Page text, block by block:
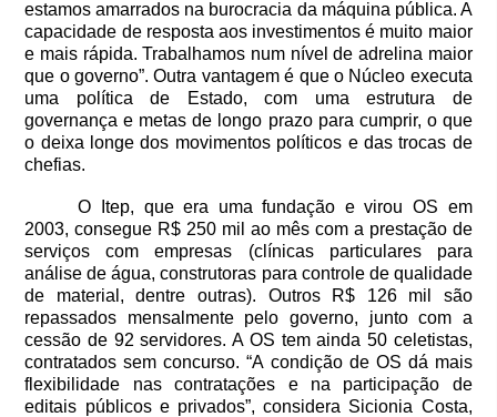
estamos amarrados na burocracia da máquina pública. A
capacidade de resposta aos investimentos é muito maior
e mais rápida. Trabalhamos num nível de adrelina maior
que o governo”. Outra vantagem é que o Núcleo executa
uma política de Estado, com uma estrutura de
governança e metas de longo prazo para cumprir, o que
o deixa longe dos movimentos políticos e das trocas de
chefias.
O Itep, que era uma fundação e virou OS em
2003, consegue R$ 250 mil ao mês com a prestação de
serviços com empresas (clínicas particulares para
análise de água, construtoras para controle de qualidade
de material, dentre outras). Outros R$ 126 mil são
repassados mensalmente pelo governo, junto com a
cessão de 92 servidores. A OS tem ainda 50 celetistas,
contratados sem concurso. “A condição de OS dá mais
flexibilidade nas contratações e na participação de
editais públicos e privados”, considera Sicionia Costa,